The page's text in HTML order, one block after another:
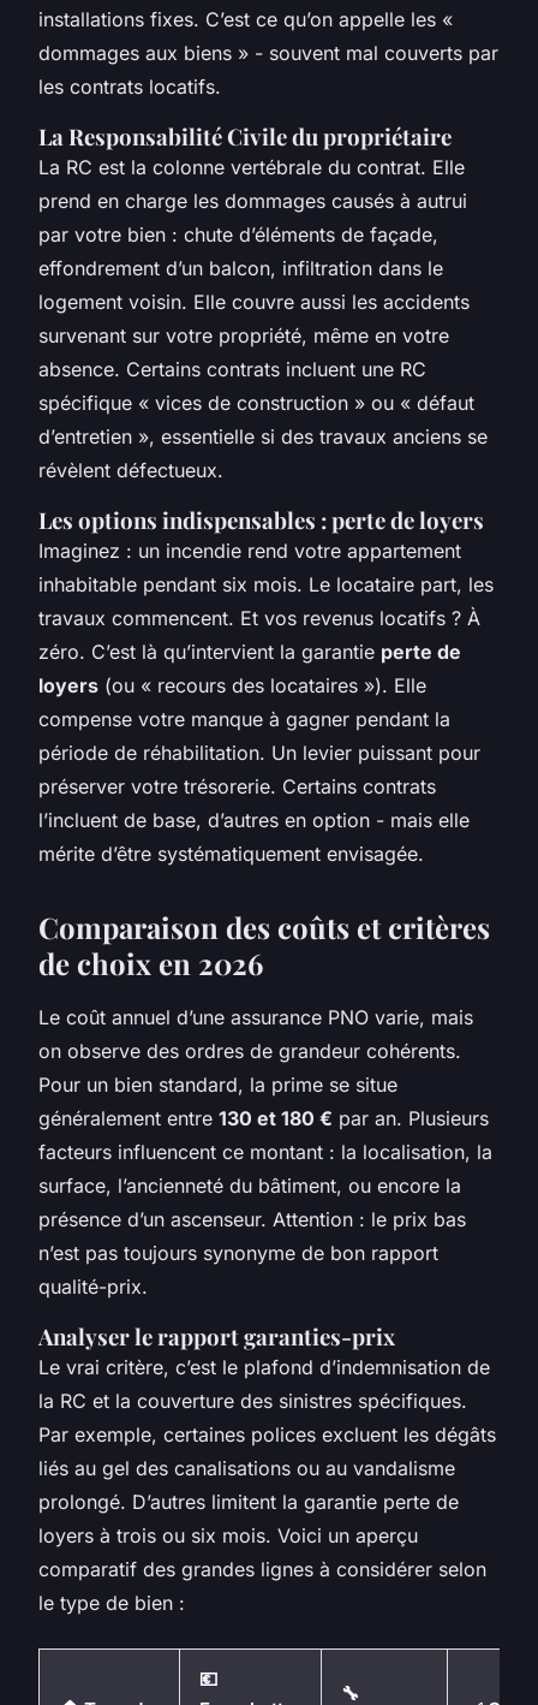
installations fixes. C’est ce qu’on appelle les «
dommages aux biens » - souvent mal couverts par
les contrats locatifs.
La Responsabilité Civile du propriétaire
La RC est la colonne vertébrale du contrat. Elle
prend en charge les dommages causés à autrui
par votre bien : chute d’éléments de façade,
effondrement d’un balcon, infiltration dans le
logement voisin. Elle couvre aussi les accidents
survenant sur votre propriété, même en votre
absence. Certains contrats incluent une RC
spécifique « vices de construction » ou « défaut
d’entretien », essentielle si des travaux anciens se
révèlent défectueux.
Les options indispensables : perte de loyers
Imaginez : un incendie rend votre appartement
inhabitable pendant six mois. Le locataire part, les
travaux commencent. Et vos revenus locatifs ? À
zéro. C’est là qu’intervient la garantie perte de
loyers (ou « recours des locataires »). Elle
compense votre manque à gagner pendant la
période de réhabilitation. Un levier puissant pour
préserver votre trésorerie. Certains contrats
l’incluent de base, d’autres en option - mais elle
mérite d’être systématiquement envisagée.
Comparaison des coûts et critères
de choix en 2026
Le coût annuel d’une assurance PNO varie, mais
on observe des ordres de grandeur cohérents.
Pour un bien standard, la prime se situe
généralement entre 130 et 180 € par an. Plusieurs
facteurs influencent ce montant : la localisation, la
surface, l’ancienneté du bâtiment, ou encore la
présence d’un ascenseur. Attention : le prix bas
n’est pas toujours synonyme de bon rapport
qualité-prix.
Analyser le rapport garanties-prix
Le vrai critère, c’est le plafond d’indemnisation de
la RC et la couverture des sinistres spécifiques.
Par exemple, certaines polices excluent les dégâts
liés au gel des canalisations ou au vandalisme
prolongé. D’autres limitent la garantie perte de
loyers à trois ou six mois. Voici un aperçu
comparatif des grandes lignes à considérer selon
le type de bien :
💶
🔧